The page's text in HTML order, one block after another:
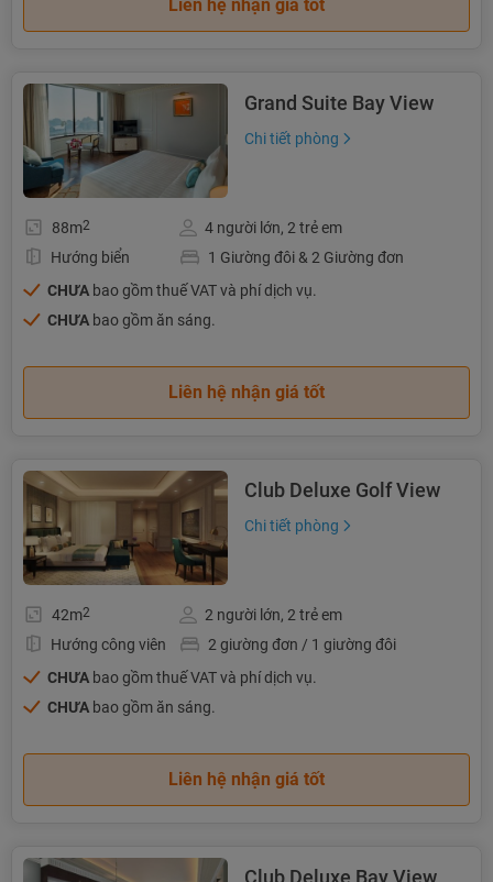
Liên hệ nhận giá tốt
Grand Suite Bay View
Chi tiết phòng
88m2
4 người lớn, 2 trẻ em
Hướng biển
1 Giường đôi & 2 Giường đơn
CHƯA bao gồm thuế VAT và phí dịch vụ.
CHƯA bao gồm ăn sáng.
Liên hệ nhận giá tốt
Club Deluxe Golf View
Chi tiết phòng
42m2
2 người lớn, 2 trẻ em
Hướng công viên
2 giường đơn / 1 giường đôi
CHƯA bao gồm thuế VAT và phí dịch vụ.
CHƯA bao gồm ăn sáng.
Liên hệ nhận giá tốt
Club Deluxe Bay View